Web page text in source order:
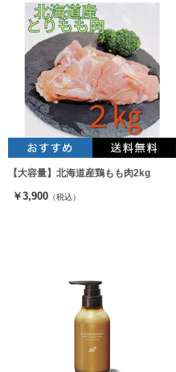
【大容量】北海道産鶏もも肉2kg
￥3,900 （税込）